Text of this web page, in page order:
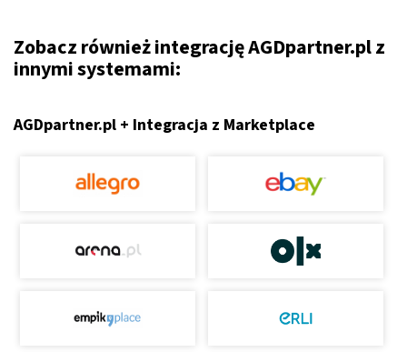
Zobacz również integrację AGDpartner.pl z
innymi systemami:
AGDpartner.pl + Integracja z Marketplace